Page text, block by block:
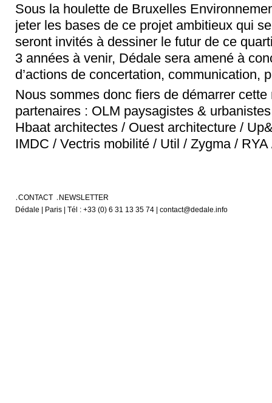
Sous la houlette de Bruxelles
jeter les bases de ce projet ambitieux qui
seront invités à dessiner le futur de ce
3 années à venir, Dédale sera amené à
d’actions de concertation, communication,
Nous sommes donc fiers de démarrer
partenaires : OLM paysagistes &
Hbaat architectes / Ouest architecture /
IMDC / Vectris mobilité / Util / Zygma /
CONTACT
NEWSLETTER
Dédale | Paris | Tél : +33 (0) 6 31 13 35 74 | contact@dedale.info